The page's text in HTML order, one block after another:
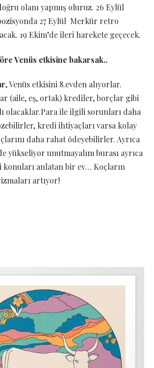
olanı yapmış oluruz. 26 Eylül
27 Eylül Merkür retro
19 Ekim’de ileri harekete geçecek.
Venüs etkisine bakarsak..
, Venüs etkisini 8.evden alıyorlar.
(aile, eş, ortak) krediler, borçlar gibi
olacaklar.Para ile ilgili sorunları daha
kredi ihtiyaçları varsa kolay
daha rahat ödeyebilirler. Ayrıca
yükseliyor unutmayalım burası ayrıca
anlatan bir ev… Koçların
artıyor!